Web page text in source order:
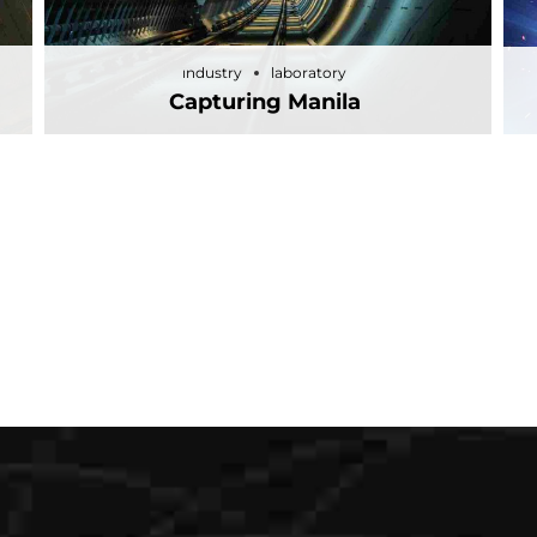
industry laboratory
Capturing Manila